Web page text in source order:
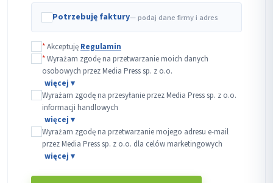
Potrzebuję faktury— podaj dane firmy i adres
*Akceptuję Regulamin
*Wyrażam zgodę na przetwarzanie moich danych
osobowych przez Media Press sp. z o.o.
Wyrażam zgodę na przesyłanie przez Media Press sp. z o.o.
informacji handlowych
Wyrażam zgodę na przetwarzanie mojego adresu e-mail
przez Media Press sp. z o.o. dla celów marketingowych